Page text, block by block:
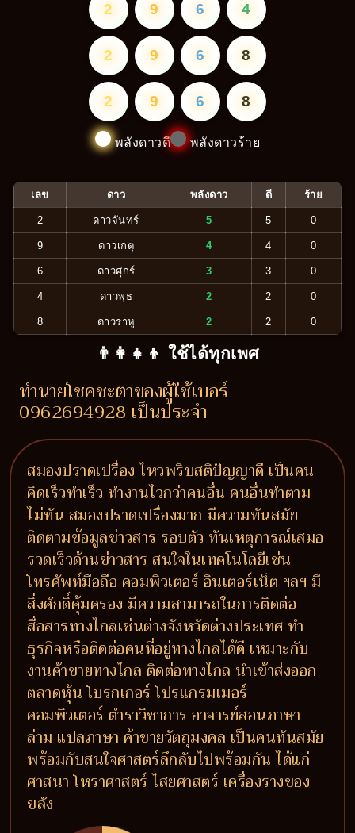
2 9 6 4
2 9 6 8
2 9 6 8
พลังดาวดี พลังดาวร้าย
เลข ดาว พลังดาว ดี ร้าย
2 ดาวจันทร์ 5 5 0
9 ดาวเกตุ 4 4 0
6 ดาวศุกร์ 3 3 0
4 ดาวพุธ 2 2 0
8 ดาวราหู 2 2 0
👨‍👩‍👧‍👦 ใช้ได้ทุกเพศ
ทำนายโชคชะตาของผู้ใช้เบอร์
0962694928 เป็นประจำ
สมองปราดเปรื่อง ไหวพริบสติปัญญาดี เป็นคน
คิดเร็วทำเร็ว ทำงานไวกว่าคนอื่น คนอื่นทำตาม
ไม่ทัน สมองปราดเปรื่องมาก มีความทันสมัย
ติดตามข้อมูลข่าวสาร รอบตัว ทันเหตุการณ์เสมอ
รวดเร็วด้านข่าวสาร สนใจในเทคโนโลยีเช่น
โทรศัพท์มือถือ คอมพิวเตอร์ อินเตอร์เน็ต ฯลฯ มี
สิ่งศักดิ์คุ้มครอง มีความสามารถในการติดต่อ
สื่อสารทางไกลเช่นต่างจังหวัดต่างประเทศ ทำ
ธุรกิจหรือติดต่อคนที่อยู่ทางไกลได้ดี เหมาะกับ
งานค้าขายทางไกล ติดต่อทางไกล นำเข้าส่งออก
ตลาดหุ้น โบรกเกอร์ โปรแกรมเมอร์
คอมพิวเตอร์ ตำราวิชาการ อาจารย์สอนภาษา
ล่าม แปลภาษา ค้าขายวัตถุมงคล เป็นคนทันสมัย
พร้อมกับสนใจศาสตร์ลึกลับไปพร้อมกัน ได้แก่
ศาสนา โหราศาสตร์ ไสยศาสตร์ เครื่องรางของ
ขลัง